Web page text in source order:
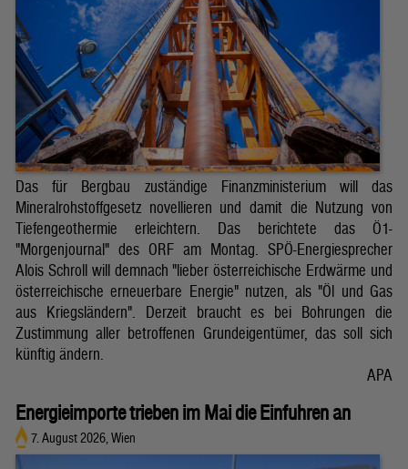
Das für Bergbau zuständige Finanzministerium will das
Mineralrohstoffgesetz novellieren und damit die Nutzung von
Tiefengeothermie erleichtern. Das berichtete das Ö1-
"Morgenjournal" des ORF am Montag. SPÖ-Energiesprecher
Alois Schroll will demnach "lieber österreichische Erdwärme und
österreichische erneuerbare Energie" nutzen, als "Öl und Gas
aus Kriegsländern". Derzeit braucht es bei Bohrungen die
Zustimmung aller betroffenen Grundeigentümer, das soll sich
künftig ändern.
APA
Energieimporte trieben im Mai die Einfuhren an
7. August 2026, Wien